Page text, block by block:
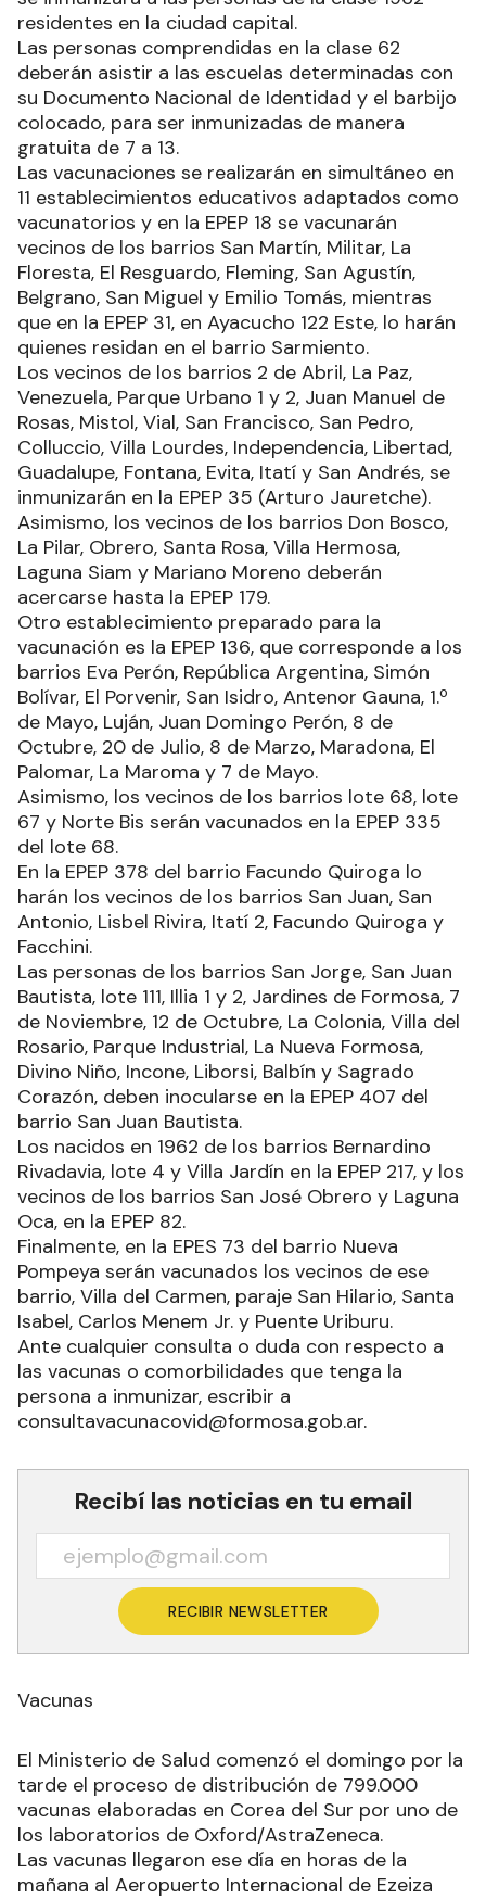
residentes en la ciudad capital.
Las personas comprendidas en la clase 62
deberán asistir a las escuelas determinadas con
su Documento Nacional de Identidad y el barbijo
colocado, para ser inmunizadas de manera
gratuita de 7 a 13.
Las vacunaciones se realizarán en simultáneo en
11 establecimientos educativos adaptados como
vacunatorios y en la EPEP 18 se vacunarán
vecinos de los barrios San Martín, Militar, La
Floresta, El Resguardo, Fleming, San Agustín,
Belgrano, San Miguel y Emilio Tomás, mientras
que en la EPEP 31, en Ayacucho 122 Este, lo harán
quienes residan en el barrio Sarmiento.
Los vecinos de los barrios 2 de Abril, La Paz,
Venezuela, Parque Urbano 1 y 2, Juan Manuel de
Rosas, Mistol, Vial, San Francisco, San Pedro,
Colluccio, Villa Lourdes, Independencia, Libertad,
Guadalupe, Fontana, Evita, Itatí y San Andrés, se
inmunizarán en la EPEP 35 (Arturo Jauretche).
Asimismo, los vecinos de los barrios Don Bosco,
La Pilar, Obrero, Santa Rosa, Villa Hermosa,
Laguna Siam y Mariano Moreno deberán
acercarse hasta la EPEP 179.
Otro establecimiento preparado para la
vacunación es la EPEP 136, que corresponde a los
barrios Eva Perón, República Argentina, Simón
Bolívar, El Porvenir, San Isidro, Antenor Gauna, 1.º
de Mayo, Luján, Juan Domingo Perón, 8 de
Octubre, 20 de Julio, 8 de Marzo, Maradona, El
Palomar, La Maroma y 7 de Mayo.
Asimismo, los vecinos de los barrios lote 68, lote
67 y Norte Bis serán vacunados en la EPEP 335
del lote 68.
En la EPEP 378 del barrio Facundo Quiroga lo
harán los vecinos de los barrios San Juan, San
Antonio, Lisbel Rivira, Itatí 2, Facundo Quiroga y
Facchini.
Las personas de los barrios San Jorge, San Juan
Bautista, lote 111, Illia 1 y 2, Jardines de Formosa, 7
de Noviembre, 12 de Octubre, La Colonia, Villa del
Rosario, Parque Industrial, La Nueva Formosa,
Divino Niño, Incone, Liborsi, Balbín y Sagrado
Corazón, deben inocularse en la EPEP 407 del
barrio San Juan Bautista.
Los nacidos en 1962 de los barrios Bernardino
Rivadavia, lote 4 y Villa Jardín en la EPEP 217, y los
vecinos de los barrios San José Obrero y Laguna
Oca, en la EPEP 82.
Finalmente, en la EPES 73 del barrio Nueva
Pompeya serán vacunados los vecinos de ese
barrio, Villa del Carmen, paraje San Hilario, Santa
Isabel, Carlos Menem Jr. y Puente Uriburu.
Ante cualquier consulta o duda con respecto a
las vacunas o comorbilidades que tenga la
persona a inmunizar, escribir a
consultavacunacovid@formosa.gob.ar.
Recibí las noticias en tu email
RECIBIR NEWSLETTER
Vacunas
El Ministerio de Salud comenzó el domingo por la
tarde el proceso de distribución de 799.000
vacunas elaboradas en Corea del Sur por uno de
los laboratorios de Oxford/AstraZeneca.
Las vacunas llegaron ese día en horas de la
mañana al Aeropuerto Internacional de Ezeiza